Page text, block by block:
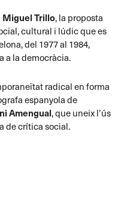
Miguel Trillo, la proposta
cultural i lúdic que es
del 1977 al 1984,
a la democràcia.
radical en forma
espanyola de
Amengual, que uneix l’ús
de crítica social.